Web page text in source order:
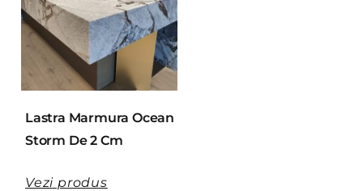
Lastra Marmura Ocean
Storm De 2 Cm
Vezi produs